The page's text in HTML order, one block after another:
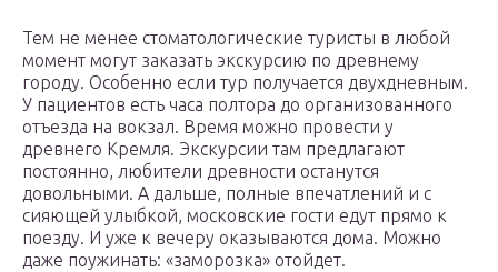
Тем не менее стоматологические туристы в любой
момент могут заказать экскурсию по древнему
городу. Особенно если тур получается двухдневным.
У пациентов есть часа полтора до организованного
отъезда на вокзал. Время можно провести у
древнего Кремля. Экскурсии там предлагают
постоянно, любители древности останутся
довольными. А дальше, полные впечатлений и с
сияющей улыбкой, московские гости едут прямо к
поезду. И уже к вечеру оказываются дома. Можно
даже поужинать: «заморозка» отойдет.